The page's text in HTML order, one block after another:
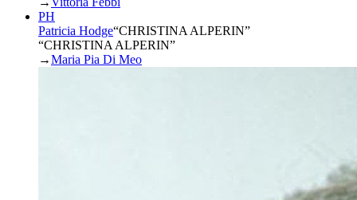
PH
Patricia Hodge“CHRISTINA ALPERIN”
“CHRISTINA ALPERIN”
→Maria Pia Di Meo